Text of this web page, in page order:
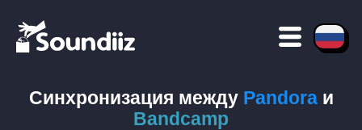
Синхронизация между Pandoraи
Bandcamp